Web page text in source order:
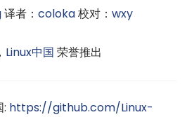
译者： coloka校对： wxy
Linux中国 荣誉推出
: https://github.com/Linux-